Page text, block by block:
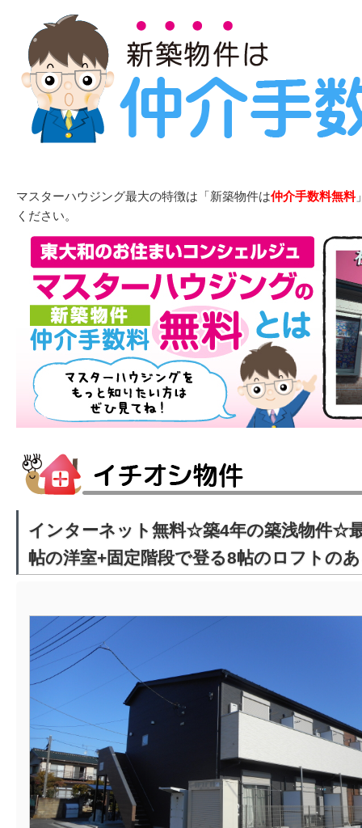
マスターハウジング最大の特徴は「新築物件は仲介手数料無料
ください。
インターネット無料☆築4年の築浅物件☆
帖の洋室+固定階段で登る8帖のロフトの